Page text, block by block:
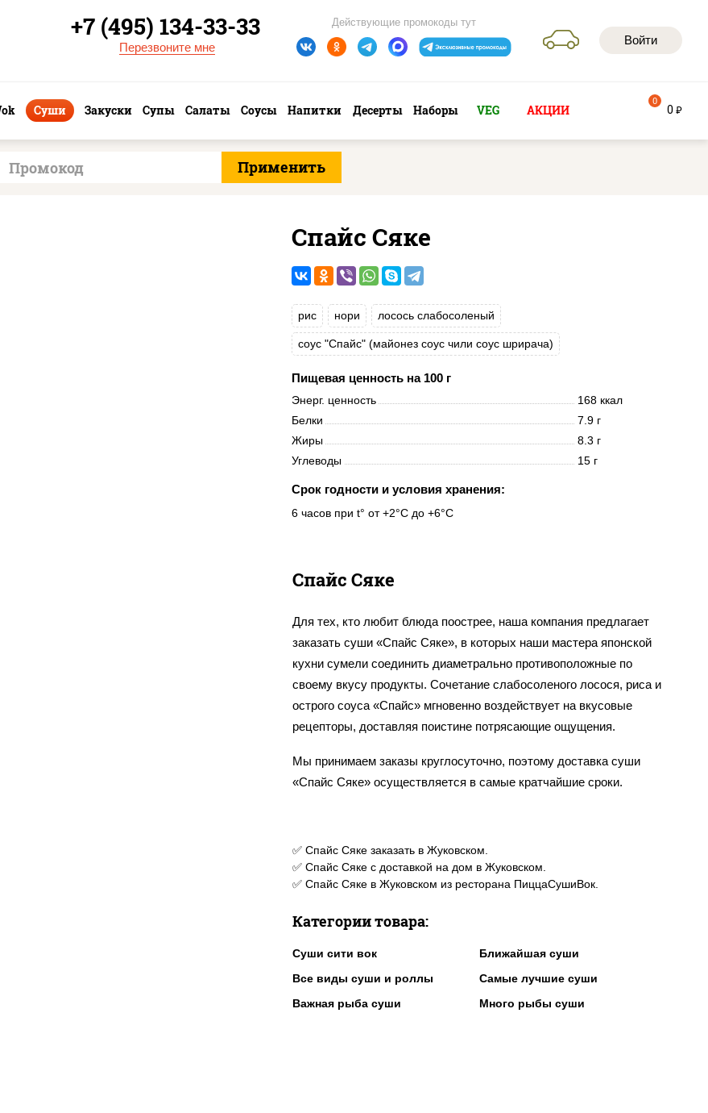
Войти
Действующие промокоды тут
+7 (495) 134-33-33
Перезвоните мне
Суши Закуски Супы Салаты Соусы Напитки Десерты Наборы VEG АКЦИИ 0 руб
0
Спайс Сяке
рис нори лосось слабосоленый
соус "Спайс" (майонез соус чили соус шрирача)
Пищевая ценность на 100 г
Энерг. ценность
168 ккал
Белки
7.9 г
Жиры
8.3 г
Углеводы
15 г
Срок годности и условия хранения:
6 часов при t° от +2°C до +6°C
Спайс Сяке
Для тех, кто любит блюда поострее, наша компания предлагает
заказать суши «Спайс Сяке», в которых наши мастера японской
кухни сумели соединить диаметрально противоположные по
своему вкусу продукты. Сочетание слабосоленого лосося, риса и
острого соуса «Спайс» мгновенно воздействует на вкусовые
рецепторы, доставляя поистине потрясающие ощущения.
Мы принимаем заказы круглосуточно, поэтому доставка суши
«Спайс Сяке» осуществляется в самые кратчайшие сроки.
✅ Спайс Сяке заказать в Жуковском.
✅ Спайс Сяке с доставкой на дом в Жуковском.
✅ Спайс Сяке в Жуковском из ресторана ПиццаСушиВок.
Категории товара:
Суши сити вок
Ближайшая суши
Все виды суши и роллы
Самые лучшие суши
Важная рыба суши
Много рыбы суши